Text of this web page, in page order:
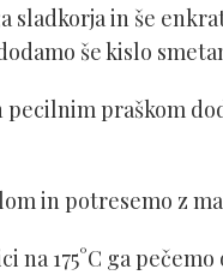
sladkorja in še
še kislo
pecilnim praškom
in potresemo z
175°C ga